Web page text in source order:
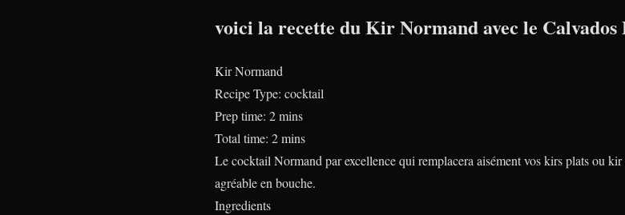
voici la recette du Kir Normand avec le
Kir Normand
Recipe Type: cocktail
Prep time: 2 mins
Total time: 2 mins
Le cocktail Normand par excellence qui remplacera aisément vos kirs plats ou
agréable en bouche.
Ingredients